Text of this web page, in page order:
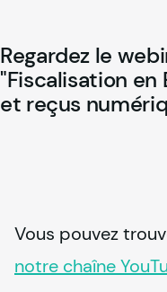
Regardez le
"Fiscalisation en
et reçus
Vous pouvez
notre chaîne